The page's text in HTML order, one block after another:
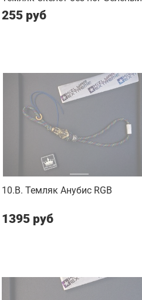
255 руб
10.B. Темляк Анубис RGB
1395 руб